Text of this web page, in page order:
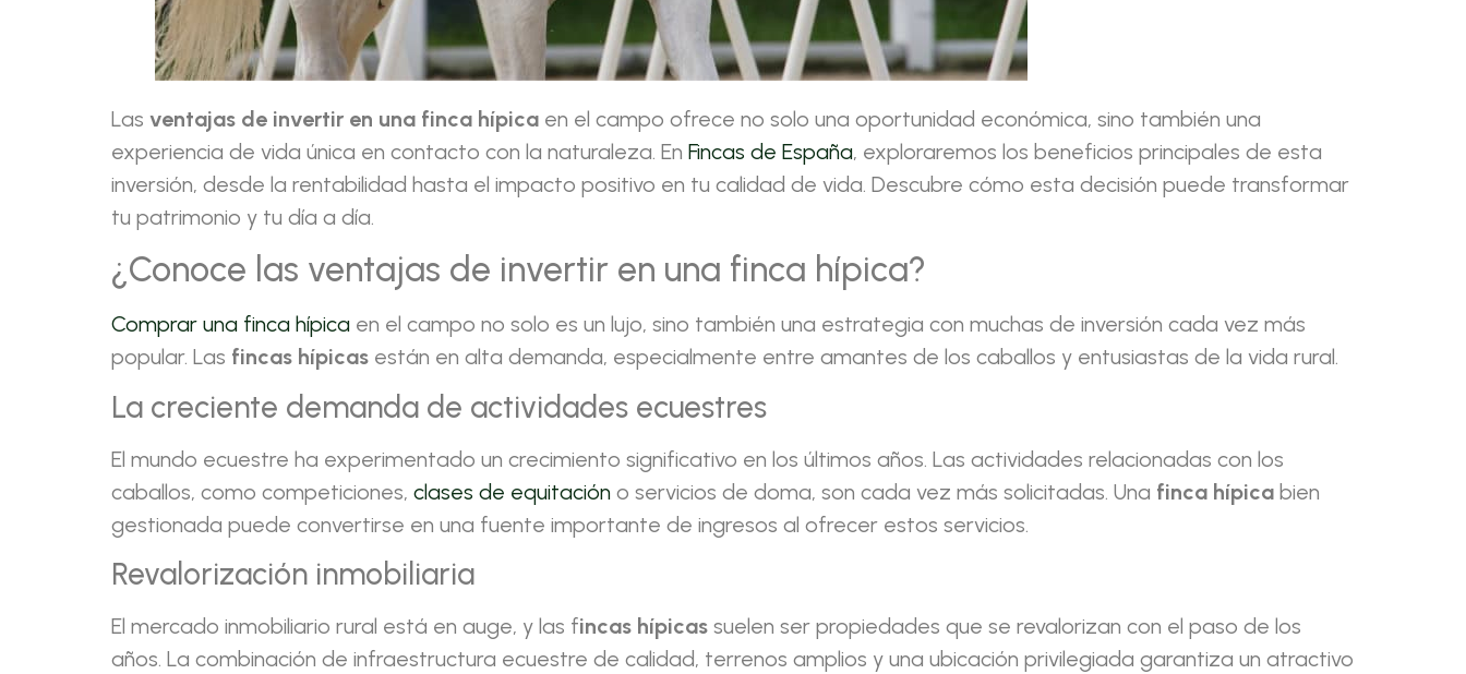
Las ventajas de invertir en una finca hípica en el campo ofrece no solo una oportunidad económica, sino también una
experiencia de vida única en contacto con la naturaleza. En Fincas de España, exploraremos los beneficios principales de esta
inversión, desde la rentabilidad hasta el impacto positivo en tu calidad de vida. Descubre cómo esta decisión puede transformar
tu patrimonio y tu día a día.
¿Conoce las ventajas de invertir en una finca hípica?
Comprar una finca hípica en el campo no solo es un lujo, sino también una estrategia con muchas de inversión cada vez más
popular. Las fincas hípicas están en alta demanda, especialmente entre amantes de los caballos y entusiastas de la vida rural.
La creciente demanda de actividades ecuestres
El mundo ecuestre ha experimentado un crecimiento significativo en los últimos años. Las actividades relacionadas con los
caballos, como competiciones, clases de equitación o servicios de doma, son cada vez más solicitadas. Una finca hípica bien
gestionada puede convertirse en una fuente importante de ingresos al ofrecer estos servicios.
Revalorización inmobiliaria
El mercado inmobiliario rural está en auge, y las fincas hípicas suelen ser propiedades que se revalorizan con el paso de los
años. La combinación de infraestructura ecuestre de calidad, terrenos amplios y una ubicación privilegiada garantiza un atractivo